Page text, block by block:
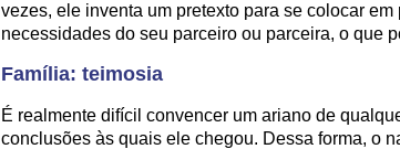
vezes, ele inventa um pretexto para se colocar
necessidades do seu parceiro ou parceira, o que
Família: teimosia
É realmente difícil convencer um ariano de
conclusões às quais ele chegou. Dessa forma, o